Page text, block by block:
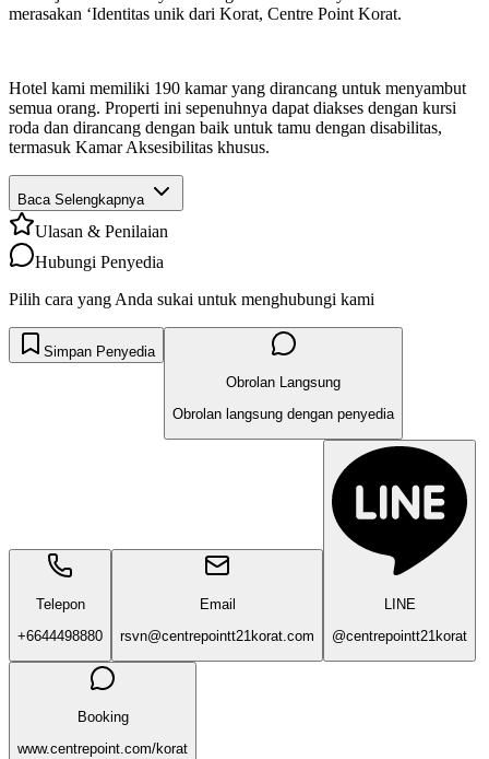
merasakan ‘Identitas unik dari Korat, Centre Point Korat.
Hotel kami memiliki 190 kamar yang dirancang untuk menyambut
semua orang. Properti ini sepenuhnya dapat diakses dengan kursi
roda dan dirancang dengan baik untuk tamu dengan disabilitas,
termasuk Kamar Aksesibilitas khusus.
Baca Selengkapnya
Ulasan & Penilaian
Hubungi Penyedia
Pilih cara yang Anda sukai untuk menghubungi kami
Simpan Penyedia
Obrolan Langsung
Obrolan langsung dengan penyedia
Telepon
+6644498880
Email
rsvn@centrepointt21korat.com
LINE
@centrepointt21korat
Booking
www.centrepoint.com/korat